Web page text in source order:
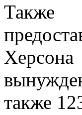
Также
также